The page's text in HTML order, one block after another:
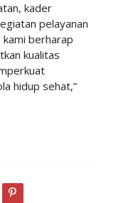
kader
pelayanan
berharap
kualitas
hidup sehat,”